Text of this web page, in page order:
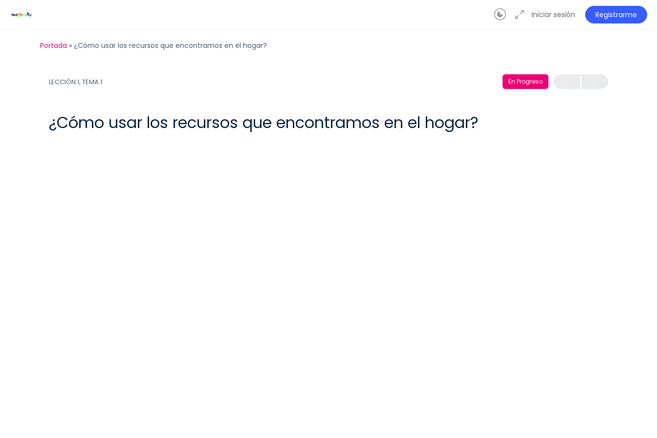
Iniciar sesión Registrarme
Portada » ¿Cómo usar los recursos que encontramos en el hogar?
LECCIÓN 1, TEMA 1 En Progreso
¿Cómo usar los recursos que encontramos en el hogar?